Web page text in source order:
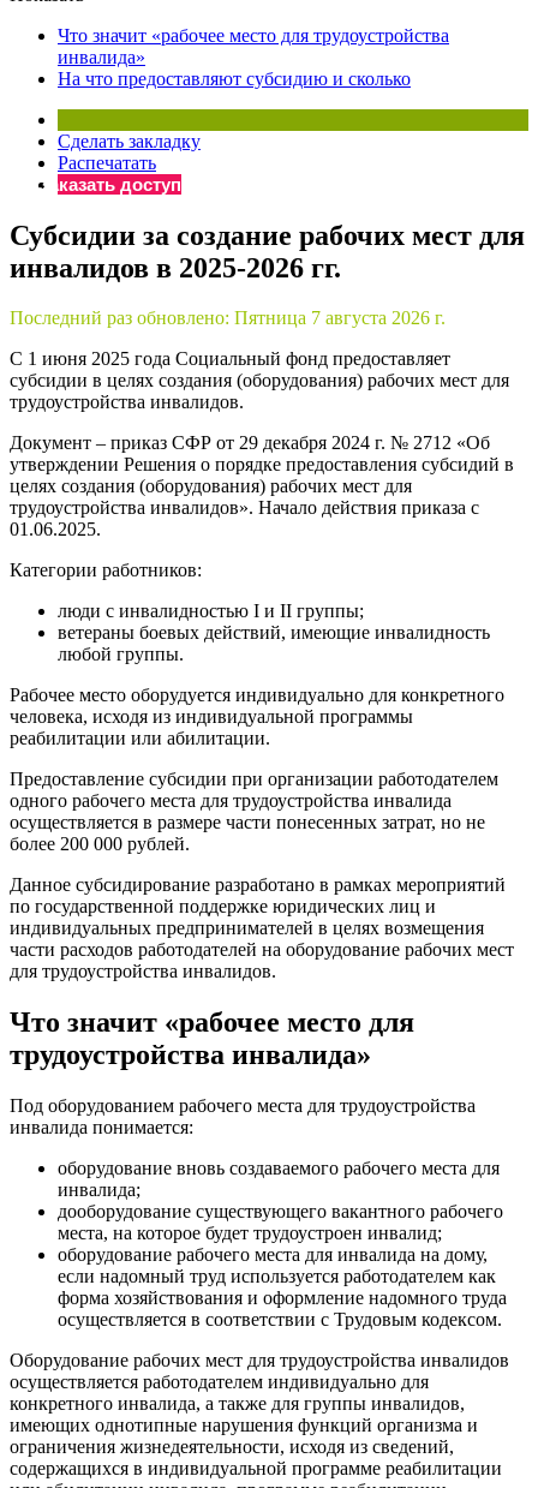
Бератор
«Практическая энциклопедия бухгалтера»
Материалы электронного журнала
«Нормативные акты для бухгалтера»
Материалы электронного журнала
«Практическая бухгалтерия»
Онлайн-сервисы «Учетная политика» и «Алгоритмы для
Просто заполните форму, и мы вышлем вам на почту
Что значит «рабочее место для трудоустройства
инвалида»
На что предоставляют субсидию и сколько
Сделать закладку
Распечатать
Заказать доступ
Субсидии за создание рабочих мест для
инвалидов в 2025-2026 гг.
Последний раз обновлено: Пятница 7 августа 2026 г.
С 1 июня 2025 года Социальный фонд предоставляет
субсидии в целях создания (оборудования) рабочих мест для
трудоустройства инвалидов.
Документ – приказ СФР от 29 декабря 2024 г. № 2712 «Об
утверждении Решения о порядке предоставления субсидий в
целях создания (оборудования) рабочих мест для
трудоустройства инвалидов». Начало действия приказа с
01.06.2025.
Категории работников:
люди с инвалидностью I и II группы;
ветераны боевых действий, имеющие инвалидность
любой группы.
Рабочее место оборудуется индивидуально для конкретного
человека, исходя из индивидуальной программы
реабилитации или абилитации.
Предоставление субсидии при организации работодателем
одного рабочего места для трудоустройства инвалида
осуществляется в размере части понесенных затрат, но не
более 200 000 рублей.
Данное субсидирование разработано в рамках мероприятий
по государственной поддержке юридических лиц и
индивидуальных предпринимателей в целях возмещения
части расходов работодателей на оборудование рабочих мест
для трудоустройства инвалидов.
Что значит «рабочее место для
трудоустройства инвалида»
Под оборудованием рабочего места для трудоустройства
инвалида понимается:
оборудование вновь создаваемого рабочего места для
инвалида;
дооборудование существующего вакантного рабочего
места, на которое будет трудоустроен инвалид;
оборудование рабочего места для инвалида на дому,
если надомный труд используется работодателем как
форма хозяйствования и оформление надомного труда
осуществляется в соответствии с Трудовым кодексом.
Оборудование рабочих мест для трудоустройства инвалидов
осуществляется работодателем индивидуально для
конкретного инвалида, а также для группы инвалидов,
имеющих однотипные нарушения функций организма и
ограничения жизнедеятельности, исходя из сведений,
содержащихся в индивидуальной программе реабилитации